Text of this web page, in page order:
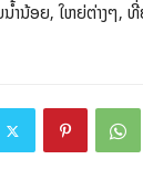
ນ້ຳນ້ອຍ, ໃຫຍ່ຕ່າງໆ,